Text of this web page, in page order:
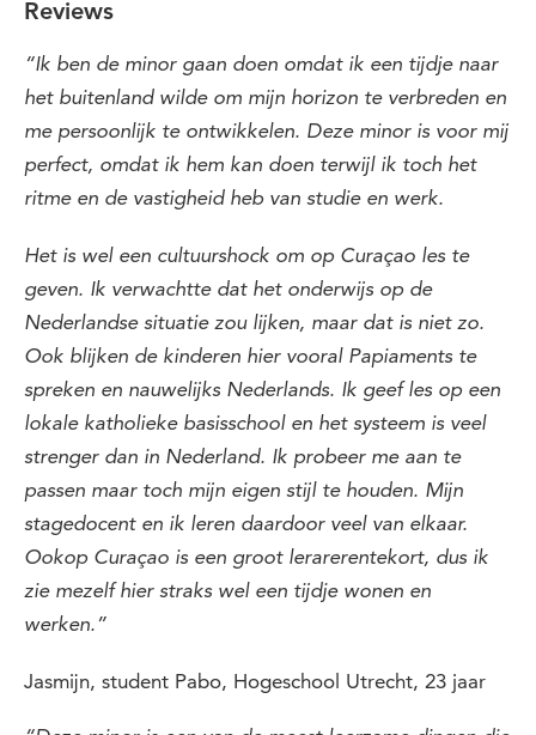
Reviews
“Ik ben de minor gaan doen omdat ik een tijdje naar
het buitenland wilde om mijn horizon te verbreden en
me persoonlijk te ontwikkelen. Deze minor is voor mij
perfect, omdat ik hem kan doen terwijl ik toch het
ritme en de vastigheid heb van studie en werk.
Het is wel een cultuurshock om op Curaçao les te
geven. Ik verwachtte dat het onderwijs op de
Nederlandse situatie zou lijken, maar dat is niet zo.
Ook blijken de kinderen hier vooral Papiaments te
spreken en nauwelijks Nederlands. Ik geef les op een
lokale katholieke basisschool en het systeem is veel
strenger dan in Nederland. Ik probeer me aan te
passen maar toch mijn eigen stijl te houden. Mijn
stagedocent en ik leren daardoor veel van elkaar.
Ookop Curaçao is een groot lerarerentekort, dus ik
zie mezelf hier straks wel een tijdje wonen en
werken.”
Jasmijn, student Pabo, Hogeschool Utrecht, 23 jaar